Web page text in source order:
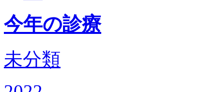
今年の診療
未分類